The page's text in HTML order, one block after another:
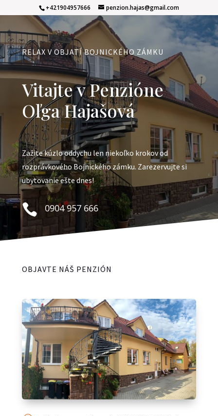
+421904957666 penzion.hajas@gmail.com
RELAX V OBJATÍ BOJNICKÉHO ZÁMKU
Vitajte v Penzióne
Oľga Hajašová
Zažite kúzlo oddychu len niekoľko krokov od
rozprávkového Bojnického zámku. Zarezervujte si
ubytovanie ešte dnes!
 0904 957 666
OBJAVTE NÁŠ PENZIÓN